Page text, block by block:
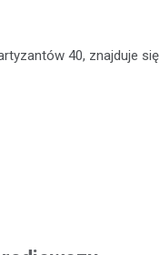
40, znajduje się